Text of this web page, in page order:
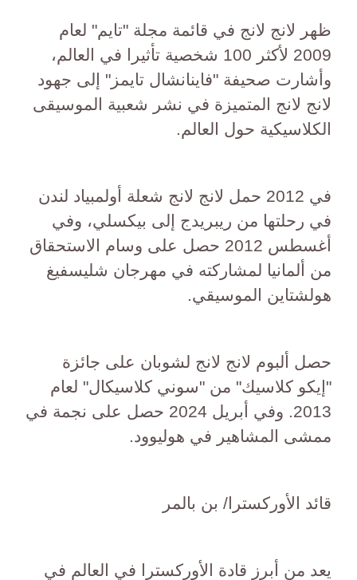
ظهر لانج لانج في قائمة مجلة "تايم" لعام
2009 لأكثر 100 شخصية تأثيرا في العالم،
وأشارت صحيفة "فاينانشال تايمز" إلى جهود
لانج لانج المتميزة في نشر شعبية الموسيقى
الكلاسيكية حول العالم.
في 2012 حمل لانج لانج شعلة أولمبياد لندن
في رحلتها من ريبريدج إلى بيكسلي، وفي
أغسطس 2012 حصل على وسام الاستحقاق
من ألمانيا لمشاركته في مهرجان شليسفيغ
هولشتاين الموسيقي.
حصل ألبوم لانج لانج لشوبان على جائزة
"إيكو كلاسيك" من "سوني كلاسيكال" لعام
2013. وفي أبريل 2024 حصل على نجمة في
ممشى المشاهير في هوليوود.
قائد الأوركسترا/ بن بالمر
يعد من أبرز قادة الأوركسترا في العالم في